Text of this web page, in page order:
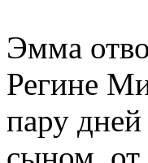
Эмма
Регине
пару